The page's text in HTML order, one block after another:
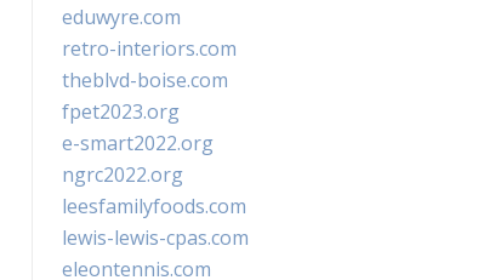
eduwyre.com
retro-interiors.com
theblvd-boise.com
fpet2023.org
e-smart2022.org
ngrc2022.org
leesfamilyfoods.com
lewis-lewis-cpas.com
eleontennis.com